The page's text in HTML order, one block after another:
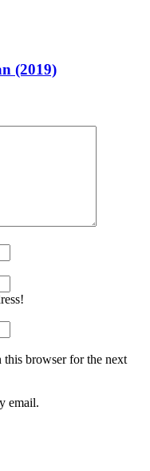
(2019)
this browser for the next
email.